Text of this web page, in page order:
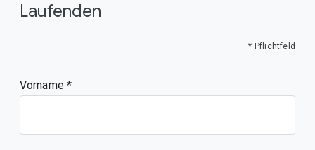
Laufenden
* Pflichtfeld
Vorname